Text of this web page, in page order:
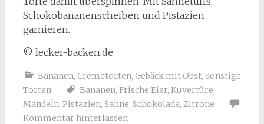
Schokobananenscheiben und Pistazien
garnieren.
© lecker-backen.de
Bananen, Cremetorten, Gebäck mit Obst, Sonstige
Torten
Bananen, Frische Eier, Kuvertüre,
Mandeln, Pistazien, Sahne, Schokolade, Zitrone
Kommentar hinterlassen